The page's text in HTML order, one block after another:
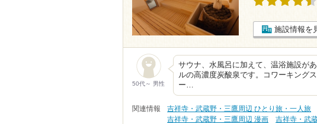
施設情報を
50代～ 男性
サウナ、水風呂に加えて、温浴施設が
ルの高濃度炭酸泉です。コワーキング
ー…
関連情報 吉祥寺・武蔵野・三鷹周辺 ひとり旅・一人旅
吉祥寺・武蔵野・三鷹周辺 漫画
吉祥寺・武